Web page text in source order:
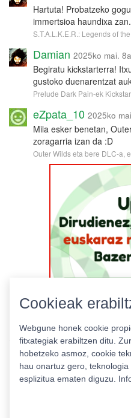
Hartuta! Probatzeko
immertsioa haundixa
S.T.A.L.K.E.R.: Legends of
Damian 2025ko mai.
Begiratu kickstarterra!
gustoko duenarentzat
Prelude Dark Pain-ek
eZpata_10 2025ko
Mila esker benetan,
zoragarria izan da :D
Outer Wilds eta bere DLC-a,
Cookieak
Webgune honek cookie
fitxategiak erabiltzen ditu.
hobetzeko asmoz, cookie
hau onartuz gero,
esplizitua ematen diguzu.